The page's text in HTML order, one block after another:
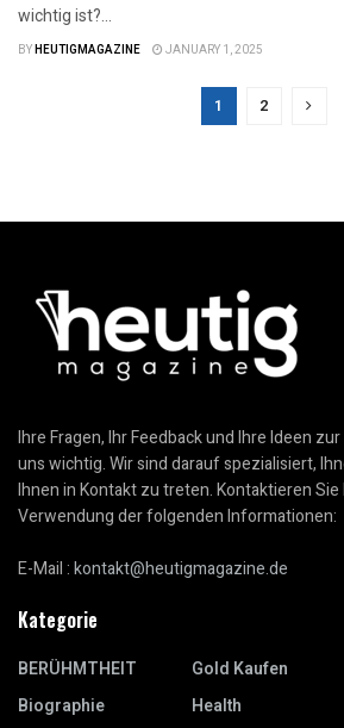
wichtig ist?...
BYHEUTIGMAGAZINE JANUARY 1, 2025
1 2
Ihre Fragen, Ihr Feedback und Ihre Ideen
uns wichtig. Wir sind darauf spezialisiert,
Ihnen in Kontakt zu treten. Kontaktieren
Verwendung der folgenden Informationen:
E-Mail :kontakt@heutigmagazine.de
Kategorie
BERÜHMTHEIT
Biographie
Gold Kaufen
Health